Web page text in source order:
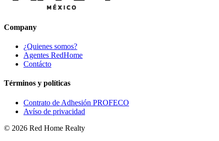
Company
¿Quienes somos?
Agentes RedHome
Contácto
Términos y políticas
Contrato de Adhesión PROFECO
Avíso de privacidad
© 2026 Red Home Realty